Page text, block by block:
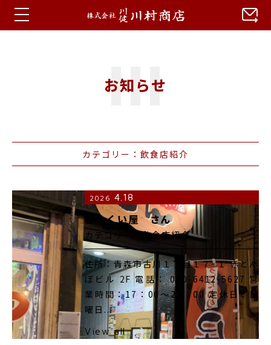
会社概要
お知らせ
カテゴリー：飲食店紹介
2026 4.18
呑みくい屋 さん
カテゴリー：飲食店紹介
住所：青森市古川１丁目１７−１ 赤とん
ぼビル 2F 電話： 080-6412-5627 営
業時間：17：00～23：00 定休日：日
曜日...
View all